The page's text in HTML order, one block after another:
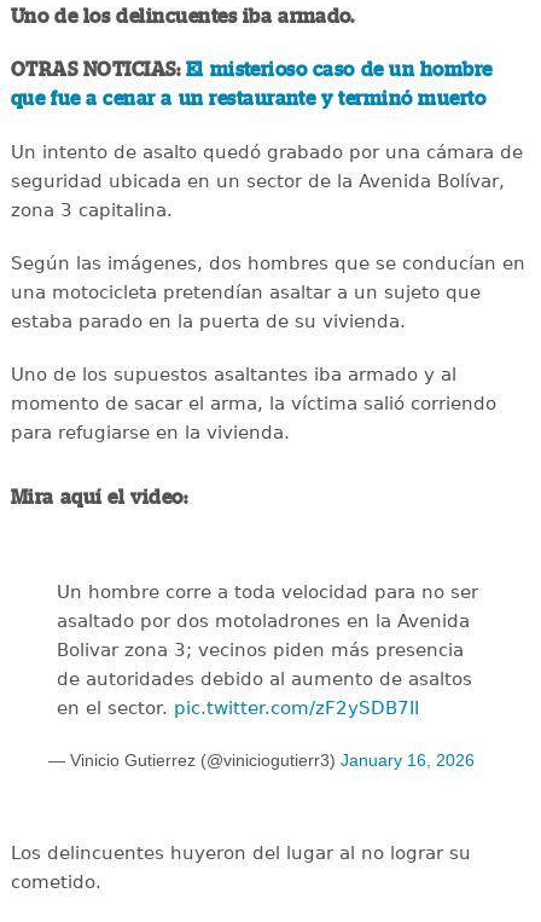
Uno de los delincuentes iba armado.
OTRAS NOTICIAS: El misterioso caso de un hombre
que fue a cenar a un restaurante y terminó muerto
Un intento de asalto quedó grabado por una cámara de
seguridad ubicada en un sector de la Avenida Bolívar,
zona 3 capitalina.
Según las imágenes, dos hombres que se conducían en
una motocicleta pretendían asaltar a un sujeto que
estaba parado en la puerta de su vivienda.
Uno de los supuestos asaltantes iba armado y al
momento de sacar el arma, la víctima salió corriendo
para refugiarse en la vivienda.
Mira aquí el video:
Un hombre corre a toda velocidad para no ser
asaltado por dos motoladrones en la Avenida
Bolivar zona 3; vecinos piden más presencia
de autoridades debido al aumento de asaltos
en el sector. pic.twitter.com/zF2ySDB7II
— Vinicio Gutierrez (@viniciogutierr3) January 16, 2026
Los delincuentes huyeron del lugar al no lograr su
cometido.